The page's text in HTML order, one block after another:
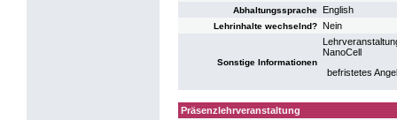
Abhaltungssprache
English
Lehrinhalte wechselnd? Nein
Sonstige Informationen
NanoCell
befristetes
Präsenzlehrveranstaltung